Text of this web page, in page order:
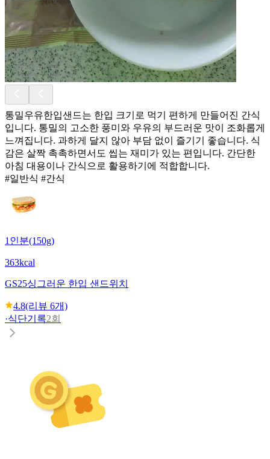
통밀우유한입샌드는 한입 크기로 먹기 편하게 만들어진 간식
입니다. 통밀의 고소한 풍미와 우유의 부드러운 맛이 조화롭게
느껴집니다. 과하게 달지 않아 부담 없이 즐기기 좋습니다. 식
감은 살짝 촉촉하면서도 씹는 재미가 있는 편입니다. 간단한
아침 대용이나 간식으로 활용하기에 적합합니다.
#일반식 #간식
1인분(150g)
363kcal
GS25싱그러운 한입 샌드위치
4.8(리뷰 6개)
·식단기록2회